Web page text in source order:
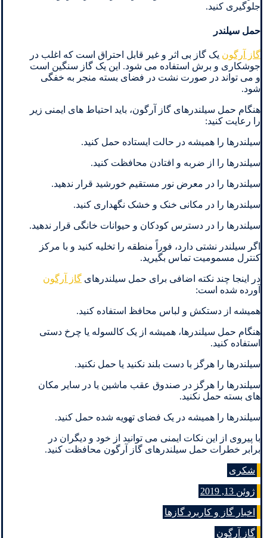
جلوگیری کنید.
حمل سیلندر
گاز آرگون یک گاز بی اثر و غیر قابل احتراق است که اغلب در
جوشکاری و برش استفاده می شود. این یک گاز سنگین است
و می تواند در صورت نشت در فضای بسته منجر به خفگی
شود.
هنگام حمل سیلندرهای گاز آرگون، باید احتیاط های ایمنی زیر
را رعایت کنید:
سیلندرها را همیشه در حالت ایستاده حمل کنید.
سیلندرها را از ضربه و افتادن محافظت کنید.
سیلندرها را در معرض نور مستقیم خورشید قرار ندهید.
سیلندرها را در مکانی خنک و خشک نگهداری کنید.
سیلندرها را در دسترس کودکان و حیوانات خانگی قرار ندهید.
اگر سیلندر نشتی دارد، فوراً منطقه را تخلیه کنید و با مرکز
کنترل مسمومیت تماس بگیرید.
در اینجا چند نکته اضافی برای حمل سیلندرهای گاز آرگون
آورده شده است:
همیشه از دستکش و لباس محافظ استفاده کنید.
هنگام حمل سیلندرها، همیشه از یک کالسوله یا چرخ دستی
استفاده کنید.
سیلندرها را هرگز با دست بلند نکنید یا حمل نکنید.
سیلندرها را هرگز در صندوق عقب ماشین یا در سایر مکان
های بسته حمل نکنید.
سیلندرها را همیشه در یک فضای تهویه شده حمل کنید.
با پیروی از این نکات ایمنی می توانید از خود و دیگران در
برابر خطرات حمل سیلندرهای گاز آرگون محافظت کنید.
شکری
ژوئن 13, 2019
اخبار گاز و کاربرد گازها
گاز آرگون